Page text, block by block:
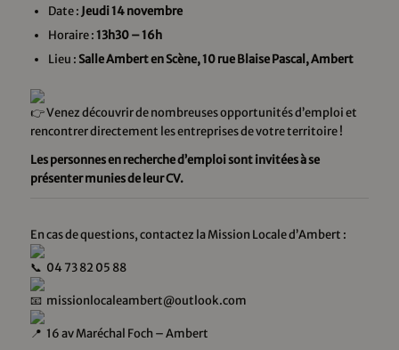
Date : Jeudi 14 novembre
Horaire :13h30 – 16h
Lieu : Salle Ambert en Scène, 10 rue Blaise Pascal, Ambert
Venez découvrir de nombreuses opportunités d’emploi et
rencontrer directement les entreprises de votre territoire !
Les personnes en recherche d’emploi sont invitées à se
présenter munies de leur CV.
En cas de questions, contactez la Mission Locale d’Ambert :
04 73 82 05 88
missionlocaleambert@outlook.com
16 av Maréchal Foch – Ambert